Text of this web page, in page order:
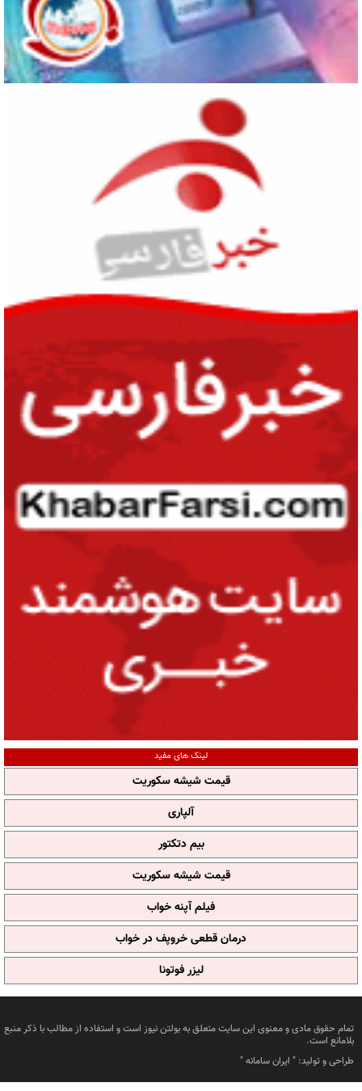
لینک های مفید
قیمت شیشه سکوریت
آلپاری
بیم دتکتور
قیمت شیشه سکوریت
فیلم آپنه خواب
درمان قطعی خروپف در خواب
لیزر فوتونا
تمام حقوق مادی و معنوی این سایت متعلق به بولتن نیوز است و استفاده از مطالب با ذکر منبع
بلامانع است.
طراحی و تولید: " ایران سامانه"